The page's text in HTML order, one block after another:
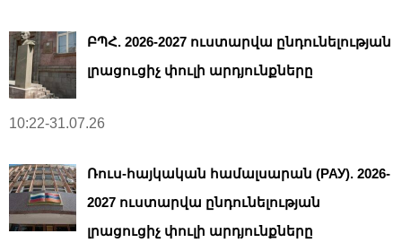
ԲՊՀ. 2026-2027 ուստարվա ընդունելության
լրացուցիչ փուլի արդյունքները
10:22-31.07.26
Ռուս-հայկական համալսարան (РАУ). 2026-
2027 ուստարվա ընդունելության
լրացուցիչ փուլի արդյունքները